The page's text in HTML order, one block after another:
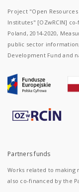
Project "Open
Institutes" [OZwRCIN]
Poland, 2014-2020,
public sector
Development Fund and
Partners funds
Works related to making
also co-financed by the